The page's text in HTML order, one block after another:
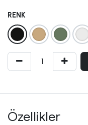
RENK
Özellikler